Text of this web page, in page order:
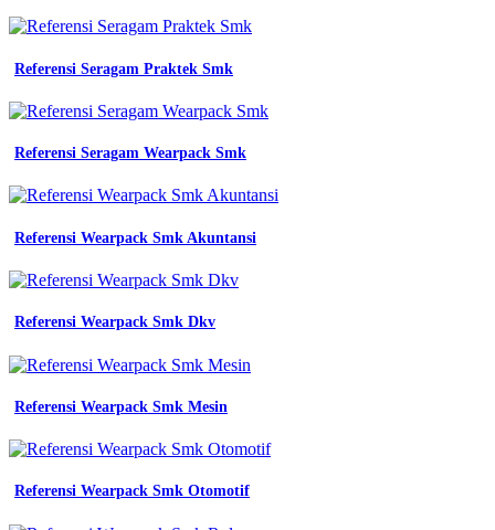
Referensi Seragam Praktek Smk
Referensi Seragam Wearpack Smk
Referensi Wearpack Smk Akuntansi
Referensi Wearpack Smk Dkv
Referensi Wearpack Smk Mesin
Referensi Wearpack Smk Otomotif